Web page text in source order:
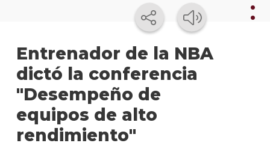
Entrenador de la NBA
dictó la conferencia
"Desempeño de
equipos de alto
rendimiento"